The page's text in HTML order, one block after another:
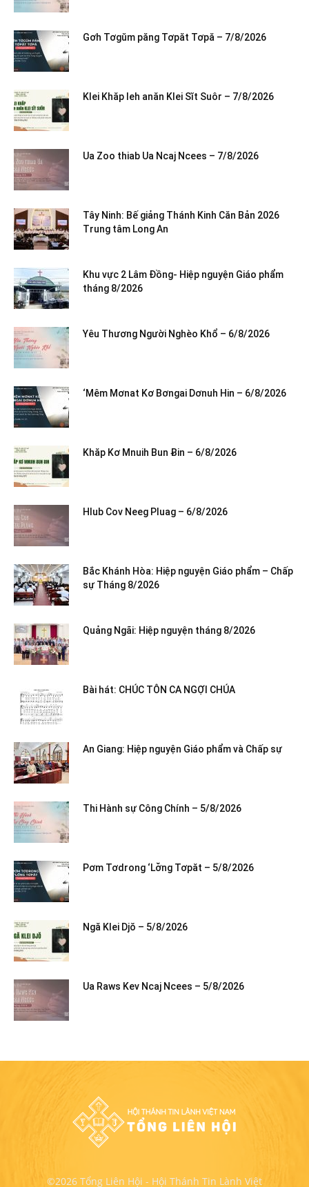
Gơh Tơgŭm păng Tơpăt Tơpă – 7/8/2026
Klei Khăp leh anăn Klei Sĭt Suôr – 7/8/2026
Ua Zoo thiab Ua Ncaj Ncees – 7/8/2026
Tây Ninh: Bế giảng Thánh Kinh Căn Bản 2026
Trung tâm Long An
Khu vực 2 Lâm Đồng- Hiệp nguyện Giáo phẩm
tháng 8/2026
Yêu Thương Người Nghèo Khổ – 6/8/2026
‘Mêm Mơnat Kơ Bơngai Dơnuh Hin – 6/8/2026
Khăp Kơ Mnuih Bun Ƀin – 6/8/2026
Hlub Cov Neeg Pluag – 6/8/2026
Bắc Khánh Hòa: Hiệp nguyện Giáo phẩm – Chấp
sự Tháng 8/2026
Quảng Ngãi: Hiệp nguyện tháng 8/2026
Bài hát: CHÚC TÔN CA NGỢI CHÚA
An Giang: Hiệp nguyện Giáo phẩm và Chấp sự
Thi Hành sự Công Chính – 5/8/2026
Pơm Tơdrong ‘Lơ̆ng Tơpăt – 5/8/2026
Ngă Klei Djŏ – 5/8/2026
Ua Raws Kev Ncaj Ncees – 5/8/2026
©2026 Tổng Liên Hội - Hội Thánh Tin Lành Việt